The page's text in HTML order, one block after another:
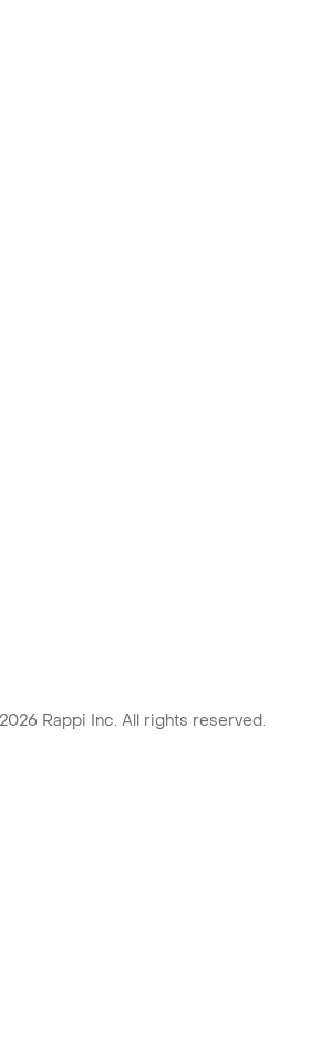
2026 Rappi Inc. All rights reserved.